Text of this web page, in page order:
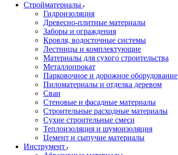
Стройматериалы
Гидроизоляция
Древесно-плитные материалы
Заборы и ограждения
Кровля, водосточные системы
Лестницы и комплектующие
Материалы для сухого строительства
Металлопрокат
Парковочное и дорожное оборудование
Пиломатериалы и отделка деревом
Сваи
Стеновые и фасадные материалы
Строительные расходные материалы
Сухие строительные смеси
Теплоизоляция и шумоизоляция
Цемент и сыпучие материалы
Инструмент